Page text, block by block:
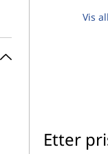
Vis
Etter